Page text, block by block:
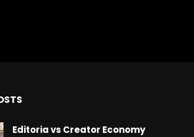
Editoria vs Creator Economy